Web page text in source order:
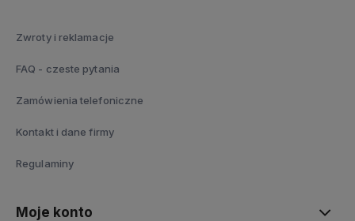
Zwroty i reklamacje
FAQ - czeste pytania
Zamówienia telefoniczne
Kontakt i dane firmy
Regulaminy
Moje konto